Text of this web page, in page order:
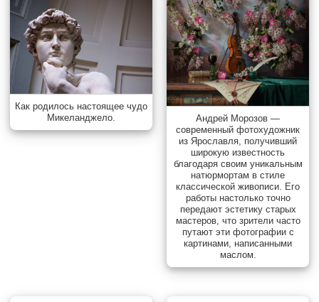
Как родилось настоящее чудо
Микеланджело.
Андрей Морозов —
современный фотохудожник
из Ярославля, получивший
широкую известность
благодаря своим уникальным
натюрмортам в стиле
классической живописи. Его
работы настолько точно
передают эстетику старых
мастеров, что зрители часто
путают эти фотографии с
картинами, написанными
маслом.